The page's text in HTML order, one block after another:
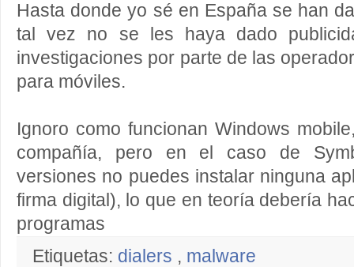
Hasta donde yo sé en España se han
tal vez no se les haya dado
investigaciones por parte de las
para móviles.
Ignoro como funcionan Windows
compañía, pero en el caso de
versiones no puedes instalar ninguna
firma digital), lo que en teoría debería
programas
Etiquetas: dialers , malware